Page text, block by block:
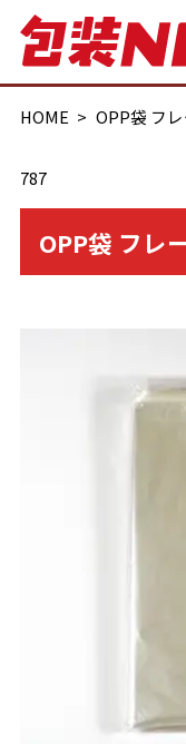
HOME OPP袋 フ
787
OPP袋 フレ